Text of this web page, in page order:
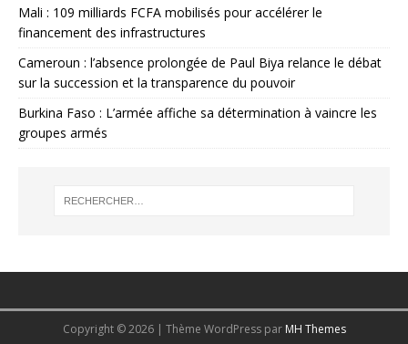
Mali : 109 milliards FCFA mobilisés pour accélérer le
financement des infrastructures
Cameroun : l’absence prolongée de Paul Biya relance le débat
sur la succession et la transparence du pouvoir
Burkina Faso : L’armée affiche sa détermination à vaincre les
groupes armés
Copyright © 2026 | Thème WordPress par MH Themes